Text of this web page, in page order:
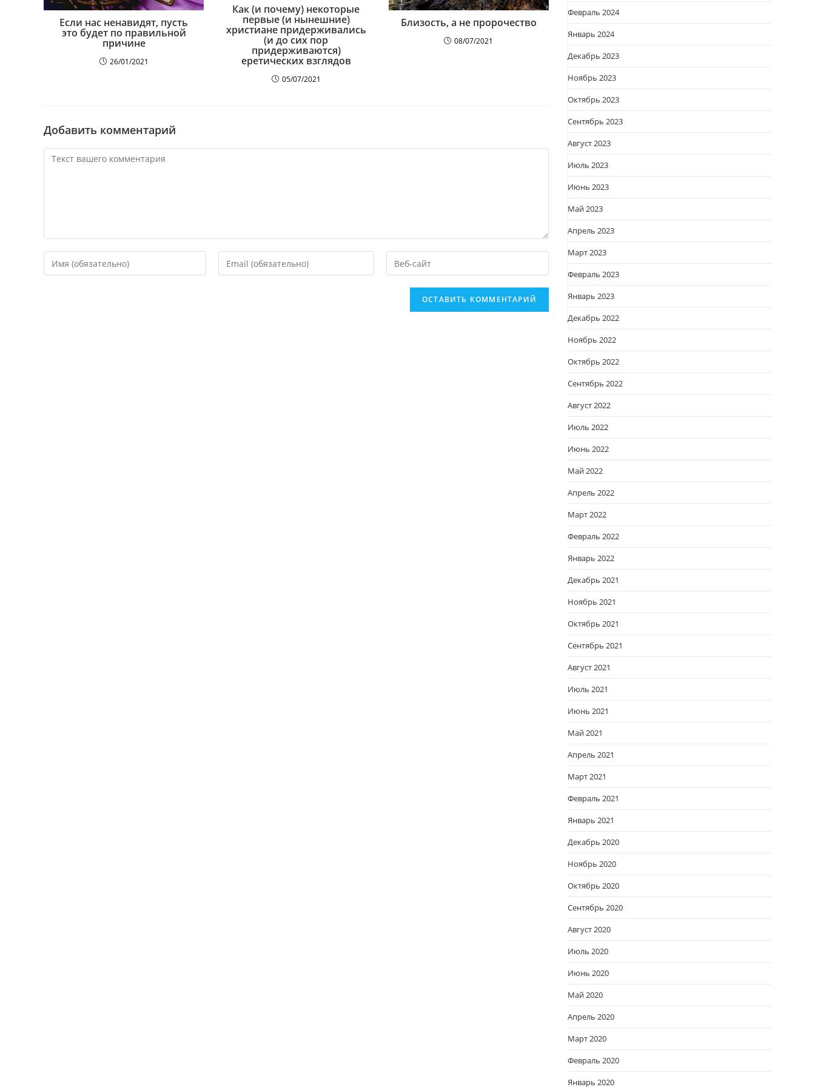
Если нас ненавидят, пусть
это будет по правильной
причине
26/01/2021
Как (и почему) некоторые
первые (и нынешние)
христиане придерживались
(и до сих пор
придерживаются)
еретических взглядов
05/07/2021
Близость, а не пророчество
08/07/2021
Добавить комментарий
Февраль 2024
Январь 2024
Декабрь 2023
Ноябрь 2023
Октябрь 2023
Сентябрь 2023
Август 2023
Июль 2023
Июнь 2023
Май 2023
Апрель 2023
Март 2023
Февраль 2023
Январь 2023
Декабрь 2022
Ноябрь 2022
Октябрь 2022
Сентябрь 2022
Август 2022
Июль 2022
Июнь 2022
Май 2022
Апрель 2022
Март 2022
Февраль 2022
Январь 2022
Декабрь 2021
Ноябрь 2021
Октябрь 2021
Сентябрь 2021
Август 2021
Июль 2021
Июнь 2021
Май 2021
Апрель 2021
Март 2021
Февраль 2021
Январь 2021
Декабрь 2020
Ноябрь 2020
Октябрь 2020
Сентябрь 2020
Август 2020
Июль 2020
Июнь 2020
Май 2020
Апрель 2020
Март 2020
Февраль 2020
Январь 2020